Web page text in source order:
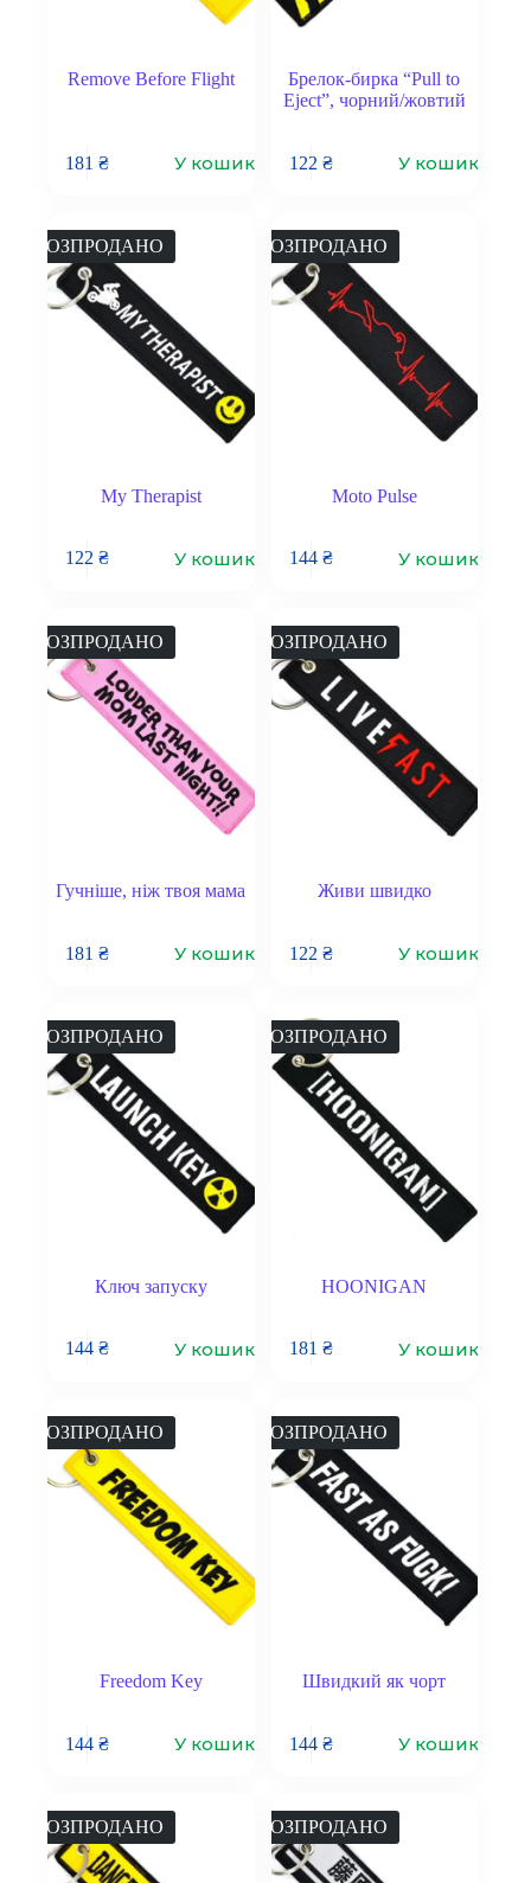
Remove Before Flight
181₴ У кошик
Брелок-бирка “Pull to
Eject”, чорний/жовтий
122 ₴ У кошик
РОЗПРОДАНО
My Therapist
122₴ У кошик
РОЗПРОДАНО
Moto Pulse
144 ₴ У кошик
РОЗПРОДАНО
Гучніше, ніж твоя мама
181₴ У кошик
РОЗПРОДАНО
Живи швидко
122 ₴ У кошик
РОЗПРОДАНО
Ключ запуску
144₴ У кошик
РОЗПРОДАНО
HOONIGAN
181 ₴ У кошик
РОЗПРОДАНО
Freedom Key
144₴ У кошик
РОЗПРОДАНО
Швидкий як чорт
144 ₴ У кошик
РОЗПРОДАНО РОЗПРОДАНО